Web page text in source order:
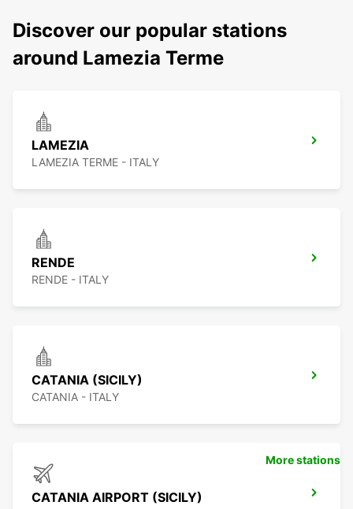
Discover our popular stations
around Lamezia Terme
LAMEZIA
LAMEZIA TERME - ITALY
RENDE
RENDE - ITALY
CATANIA (SICILY)
CATANIA - ITALY
CATANIA AIRPORT (SICILY)
More stations